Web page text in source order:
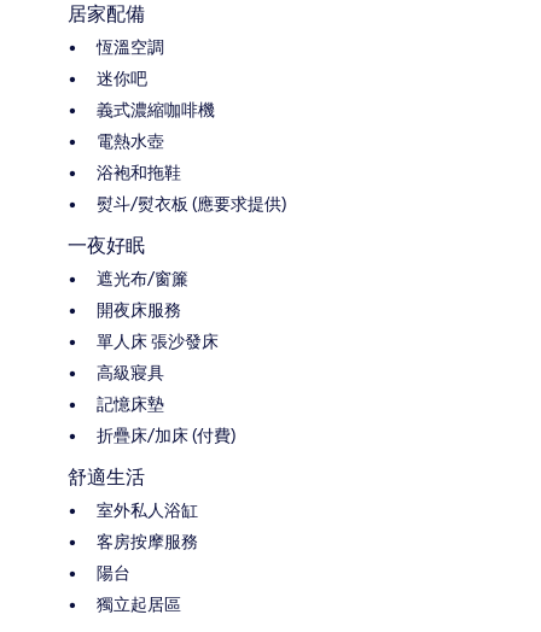
居家配備
恆溫空調
迷你吧
義式濃縮咖啡機
電熱水壺
浴袍和拖鞋
熨斗/熨衣板 (應要求提供)
一夜好眠
遮光布/窗簾
開夜床服務
單人床 張沙發床
高級寢具
記憶床墊
折疊床/加床 (付費)
舒適生活
室外私人浴缸
客房按摩服務
陽台
獨立起居區